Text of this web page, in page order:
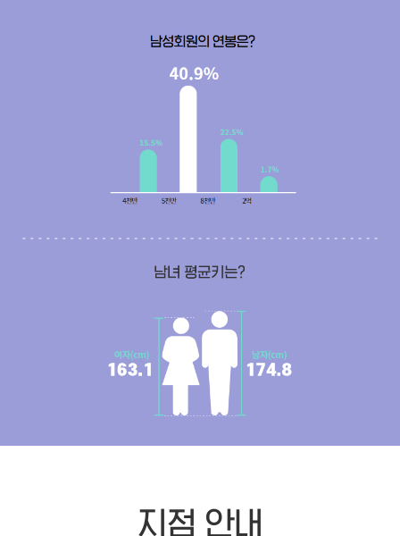
지점 안내